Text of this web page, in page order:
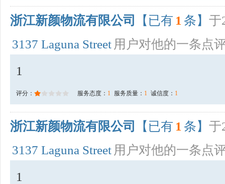
浙江新颜物流有限公司 【已有 1 条】 于
3137 Laguna Street 用户对他的一条点
1
评分： 服务态度： 1 服务质量： 1 诚信度： 1
浙江新颜物流有限公司 【已有 1 条】 于
3137 Laguna Street 用户对他的一条点
1